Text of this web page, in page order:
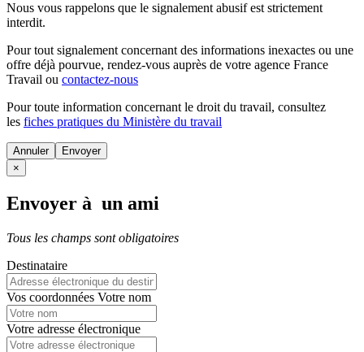
Nous vous rappelons que le signalement abusif est strictement
interdit.
Pour tout signalement concernant des informations inexactes ou une
offre déjà pourvue, rendez-vous auprès de votre agence France
Travail ou contactez-nous
Pour toute information concernant le droit du travail, consultez
les fiches pratiques du Ministère du travail
Annuler
×
Envoyer à un ami
Tous les champs sont obligatoires
Destinataire
Vos coordonnées Votre nom
Votre adresse électronique